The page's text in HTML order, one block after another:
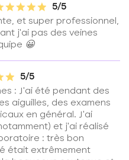
5/5
et super professionnel,
j'ai pas des veines
😀
5/5
: J'ai été pendant des
aiguilles, des examens
en général. J'ai
et j'ai réalisé
: très bon
était extrêmement